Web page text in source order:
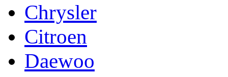
Chrysler
Citroen
Daewoo